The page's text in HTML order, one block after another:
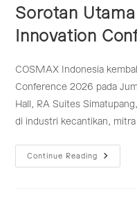
Sorotan
Innovation
COSMAX Indonesia
Conference 2026 pada
Hall, RA Suites
di industri kecantikan,
Continue Reading
Life
In